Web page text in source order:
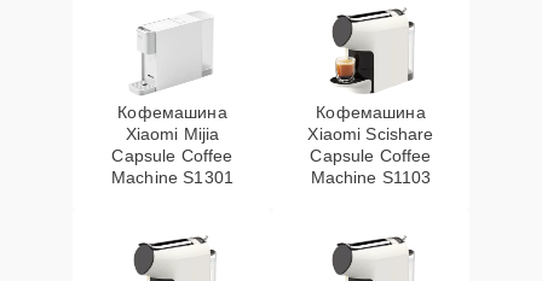
Кофемашина
Xiaomi Mijia
Capsule Coffee
Machine S1301
Кофемашина
Xiaomi Scishare
Capsule Coffee
Machine S1103